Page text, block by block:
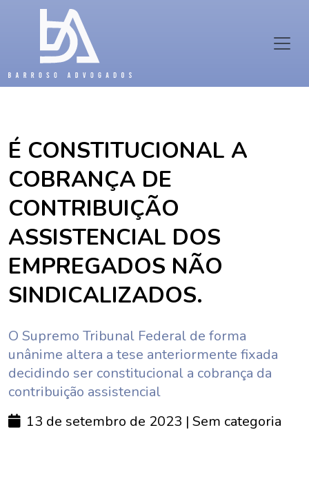
É CONSTITUCIONAL A
COBRANÇA DE
CONTRIBUIÇÃO
ASSISTENCIAL DOS
EMPREGADOS NÃO
SINDICALIZADOS.
O Supremo Tribunal Federal de forma
unânime altera a tese anteriormente fixada
decidindo ser constitucional a cobrança da
contribuição assistencial
13 de setembro de 2023 | Sem categoria